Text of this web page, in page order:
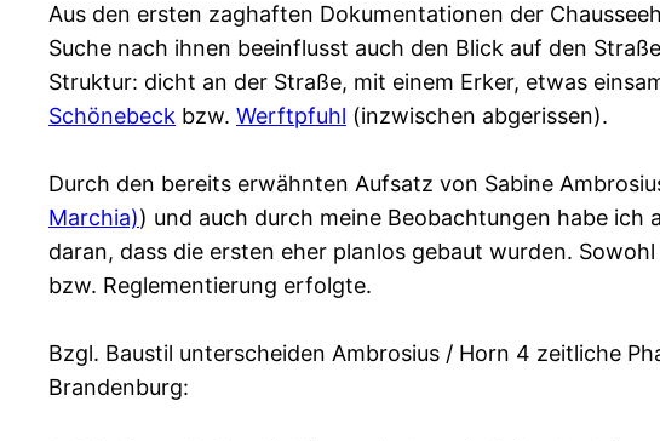
Aus den ersten zaghaften Dokumentationen der
Suche nach ihnen beeinflusst auch den Blick auf den
Struktur: dicht an der Straße, mit einem Erker, etwas
Schönebeck bzw. Werftpfuhl (inzwischen abgerissen).
Durch den bereits erwähnten Aufsatz von Sabine
Marchia)) und auch durch meine Beobachtungen habe ich
daran, dass die ersten eher planlos gebaut wurden.
bzw. Reglementierung erfolgte.
Bzgl. Baustil unterscheiden Ambrosius / Horn 4 zeitliche
Brandenburg: